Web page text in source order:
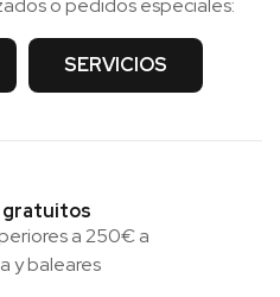
o pedidos especiales:
SERVICIOS
gratuitos
a 250€ a
y baleares